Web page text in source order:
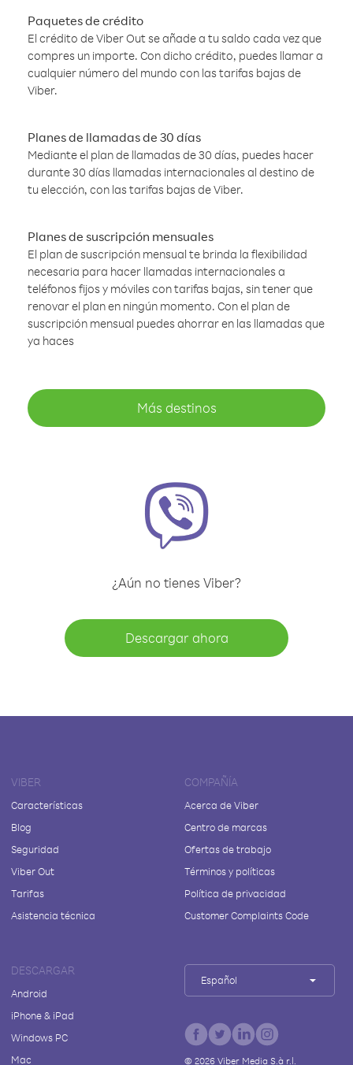
Paquetes de crédito
El crédito de Viber Out se añade a tu saldo cada vez que
compres un importe. Con dicho crédito, puedes llamar a
cualquier número del mundo con las tarifas bajas de
Viber.
Planes de llamadas de 30 días
Mediante el plan de llamadas de 30 días, puedes hacer
durante 30 días llamadas internacionales al destino de
tu elección, con las tarifas bajas de Viber.
Planes de suscripción mensuales
El plan de suscripción mensual te brinda la flexibilidad
necesaria para hacer llamadas internacionales a
teléfonos fijos y móviles con tarifas bajas, sin tener que
renovar el plan en ningún momento. Con el plan de
suscripción mensual puedes ahorrar en las llamadas que
ya haces
Más destinos
¿Aún no tienes Viber?
Descargar ahora
VIBER
Características
Blog
Seguridad
Viber Out
Tarifas
Asistencia técnica
COMPAÑÍA
Acerca de Viber
Centro de marcas
Ofertas de trabajo
Términos y políticas
Política de privacidad
Customer Complaints Code
DESCARGAR
Android
iPhone & iPad
Windows PC
Mac
Español
© 2026Viber Media S.à r.l.